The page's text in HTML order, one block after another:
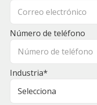
Número de teléfono
Industria*